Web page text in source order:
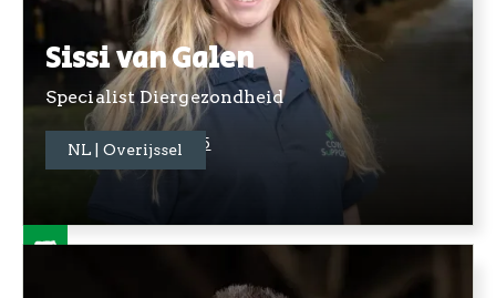
Sissi van Galen
Specialist Diergezondheid
+31 06 81341825
NL | Overijssel